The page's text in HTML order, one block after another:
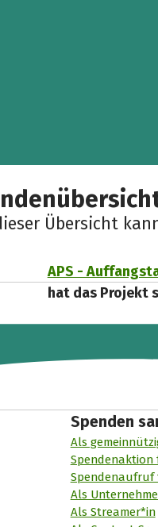
Übersicht
APS -
hat das Projekt
Spenden
Als
Spendenaufruf
Als
Als Streamer*in